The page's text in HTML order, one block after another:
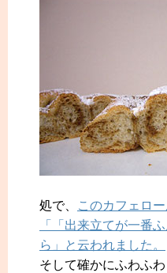
処で、
このカフェロ
「「出来立てが一番
ら」と云われました。
そして確かにふわふ